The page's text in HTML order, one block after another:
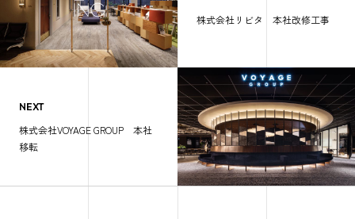
株式会社リビタ 本社改修工事
NEXT
株式会社VOYAGE GROUP 本社
移転